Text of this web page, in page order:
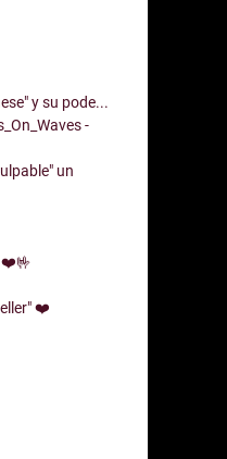
y su pode...
-
un
❤️🤟
❤️